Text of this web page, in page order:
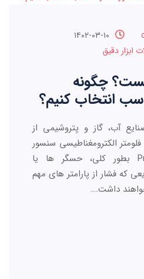
ابزار دقیق
چگونه
انتخاب کنیم؟
آب، گاز و پتروشیمی از
الکترومغناطیسی سنسور
فشار Pressure Sensor بطور کلی، حسگر ها یا
که فشار از پارامتر های مهم
داشت.…